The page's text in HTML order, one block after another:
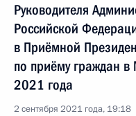
Руководителя
Российской
в Приёмной
по приёму граждан
2021 года
2 сентября 2021 года, 19:18